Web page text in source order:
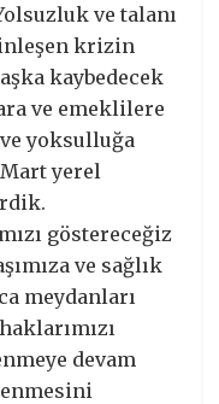
ve talanı
krizin
kaybedecek
ve emeklilere
yoksulluğa
yerel
göstereceğiz
ve sağlık
meydanları
devam